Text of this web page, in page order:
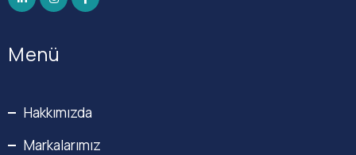
Menü
Hakkımızda
Markalarımız